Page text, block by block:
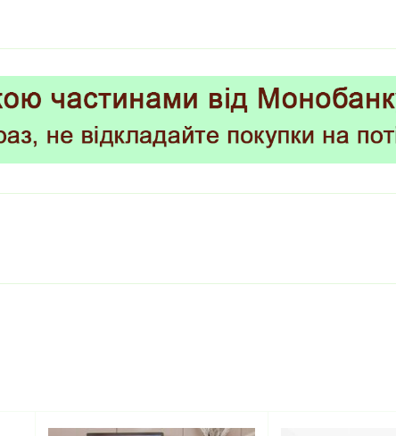
Тумба з 2 шухлядами Vivien-21